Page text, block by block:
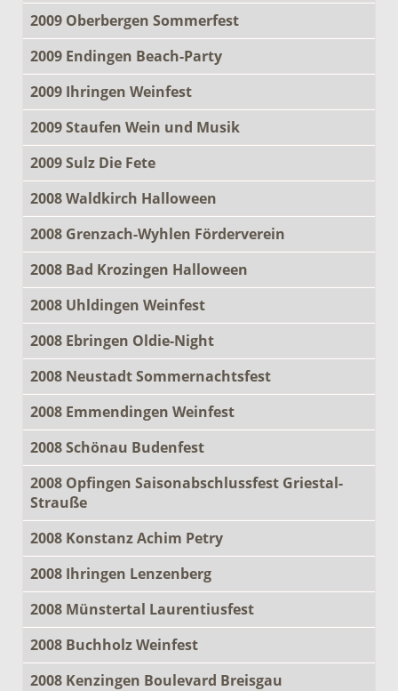
2009 Oberbergen Sommerfest
2009 Endingen Beach-Party
2009 Ihringen Weinfest
2009 Staufen Wein und Musik
2009 Sulz Die Fete
2008 Waldkirch Halloween
2008 Grenzach-Wyhlen Förderverein
2008 Bad Krozingen Halloween
2008 Uhldingen Weinfest
2008 Ebringen Oldie-Night
2008 Neustadt Sommernachtsfest
2008 Emmendingen Weinfest
2008 Schönau Budenfest
2008 Opfingen Saisonabschlussfest Griestal-
Strauße
2008 Konstanz Achim Petry
2008 Ihringen Lenzenberg
2008 Münstertal Laurentiusfest
2008 Buchholz Weinfest
2008 Kenzingen Boulevard Breisgau